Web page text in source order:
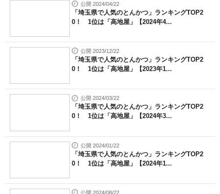
公開 2024/04/22
「埼玉県で人気のとんかつ」ランキングTOP2
0！ 1位は「高地屋」【2024年4...
公開 2023/12/22
「埼玉県で人気のとんかつ」ランキングTOP2
0！ 1位は「高地屋」【2023年1...
公開 2024/03/22
「埼玉県で人気のとんかつ」ランキングTOP2
0！ 1位は「高地屋」【2024年3...
公開 2024/01/22
「埼玉県で人気のとんかつ」ランキングTOP2
0！ 1位は「高地屋」【2024年1...
公開 2024/08/22